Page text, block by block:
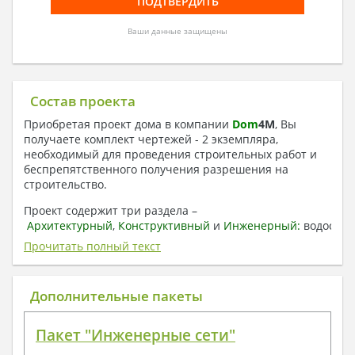
Ваши данные защищены
Состав проекта
Приобретая проект дома в компании Dom4M, Вы
получаете комплект чертежей - 2 экземпляра,
необходимый для проведения строительных работ и
беспрепятственного получения разрешения на
строительство.
Проект содержит три раздела –
Архитектурный, Конструктивный и Инженерный:
отопление, вентиляция, канализация,
электроснабжение (приобретается за дополнительную
плату) + Пояснительная записка.
1. Архитектурный раздел:
План координационных осей
Прочитать полный текст
Дополнительные пакеты
Пакет "Инженерные сети"